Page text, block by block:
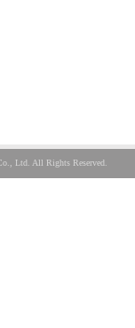
Ltd. All Rights Reserved.